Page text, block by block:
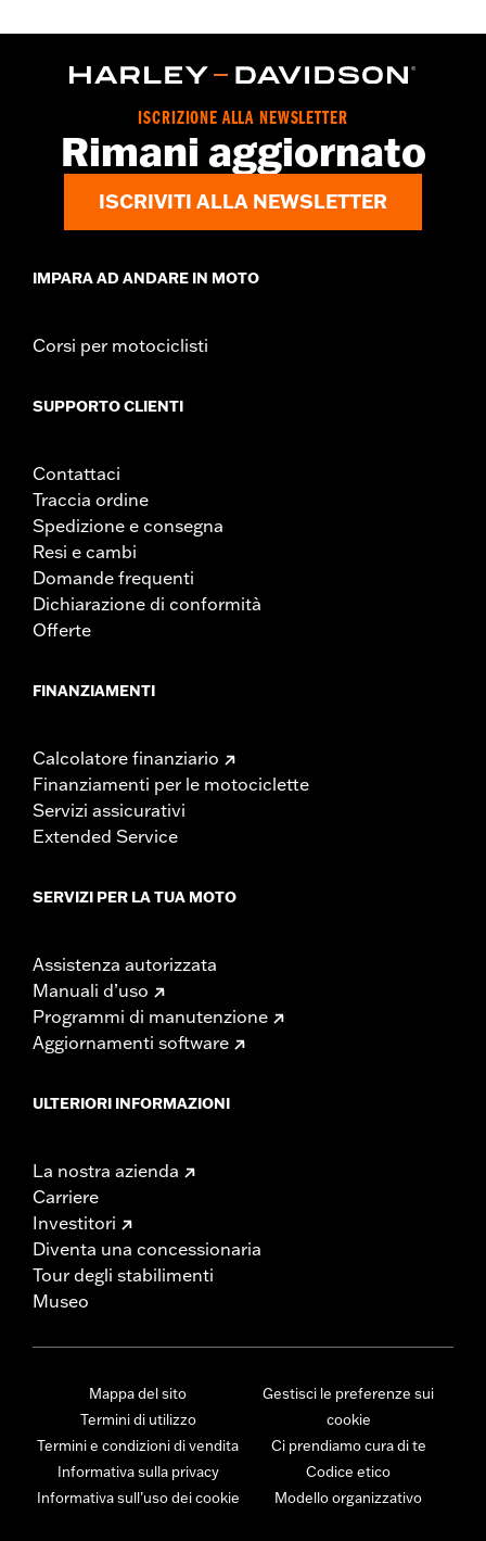
ISCRIZIONE ALLA NEWSLETTER
Rimani aggiornato
ISCRIVITI ALLA NEWSLETTER
IMPARA AD ANDARE IN MOTO
Corsi per motociclisti
SUPPORTO CLIENTI
Contattaci
Traccia ordine
Spedizione e consegna
Resi e cambi
Domande frequenti
Dichiarazione di conformità
Offerte
FINANZIAMENTI
Calcolatore finanziario
Finanziamenti per le motociclette
Servizi assicurativi
Extended Service
SERVIZI PER LA TUA MOTO
Assistenza autorizzata
Manuali d’uso
Programmi di manutenzione
Aggiornamenti software
ULTERIORI INFORMAZIONI
La nostra azienda
Carriere
Investitori
Diventa una concessionaria
Tour degli stabilimenti
Museo
Mappa del sito
Termini di utilizzo
Termini e condizioni di vendita
Informativa sulla privacy
Informativa sull’uso dei cookie
Gestisci le preferenze sui
cookie
Ci prendiamo cura di te
Codice etico
Modello organizzativo